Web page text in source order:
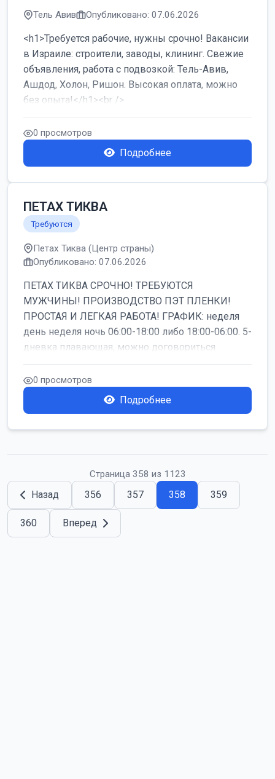
Тель Авив Опубликовано: 07.06.2026
<h1>Требуется рабочие, нужны срочно! Вакансии
в Израиле: строители, заводы, клининг. Свежие
объявления, работа с подвозкой: Тель-Авив,
Ашдод, Холон, Ришон. Высокая оплата, можно
без опыта!</h1><br />
...
0 просмотров
Подробнее
ПЕТАХ ТИКВА
Требуются
Петах Тиква (Центр страны)
Опубликовано: 07.06.2026
ПЕТАХ ТИКВА СРОЧНО! ТРЕБУЮТСЯ
МУЖЧИНЫ! ПРОИЗВОДСТВО ПЭТ ПЛЕНКИ!
ПРОСТАЯ И ЛЕГКАЯ РАБОТА! ГРАФИК: неделя
день неделя ночь 06:00-18:00 либо 18:00-06:00. 5-
дневка плавающая, можно договориться
работать б...
0 просмотров
Подробнее
Страница 358 из 1123
Назад 356 357 358 359
360 Вперед